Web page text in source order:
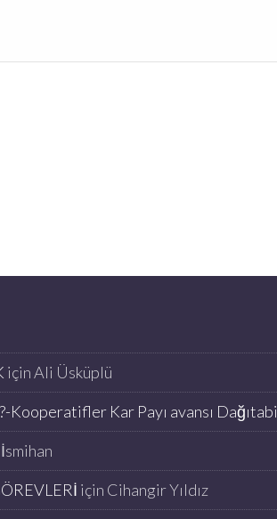
içinAli Üsküplü
Kooperatifler Kar Payı avansı
İsmihan
için Cihangir Yıldız